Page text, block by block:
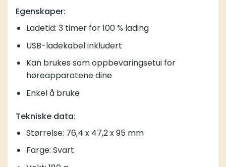
Egenskaper:
Ladetid: 3 timer for 100 % lading
USB-ladekabel inkludert
Kan brukes som oppbevaringsetui for
høreapparatene dine
Enkel å bruke
Tekniske data:
Størrelse: 76,4 x 47,2 x 95 mm
Farge: Svart